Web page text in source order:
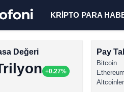
KRİPTO PARA
Değeri
+0.27%
Pay
Bitcoin
Ethereum
Altcoinler